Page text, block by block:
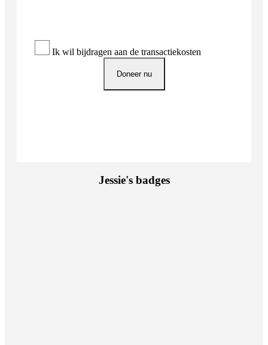
Ik wil bijdragen aan de transactiekosten
Doneer nu
Jessie's badges